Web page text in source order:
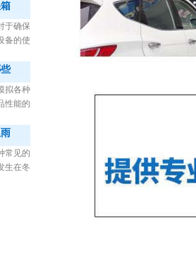
）
于确保
备的使
拟各种
性能的
常见的
生在冬